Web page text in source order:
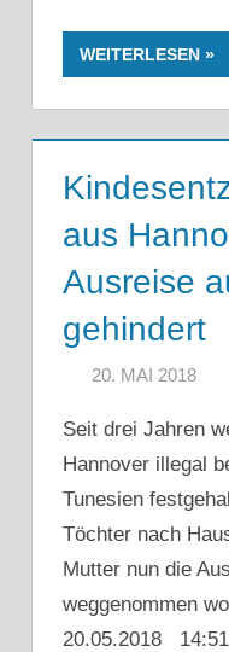
WEITERLESEN
aus
Ausreise
gehindert
20. MAI 2018
Seit drei Jahren
Hannover illegal
Tunesien
Töchter nach
Mutter nun die
weggenommen
20.05.2018